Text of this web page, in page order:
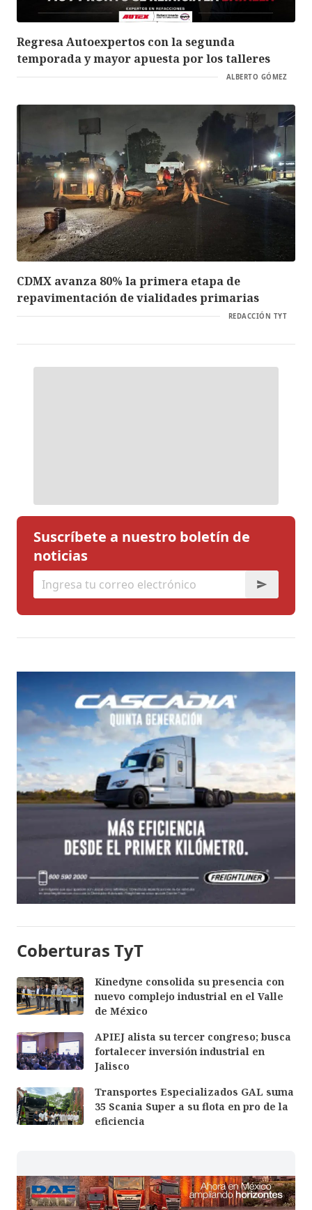
Regresa Autoexpertos con la segunda
temporada y mayor apuesta por los talleres
ALBERTO GÓMEZ
CDMX avanza 80% la primera etapa de
repavimentación de vialidades primarias
REDACCIÓN TYT
Suscríbete a nuestro boletín de
noticias
Coberturas TyT
Kinedyne consolida su presencia con
nuevo complejo industrial en el Valle
de México
APIEJ alista su tercer congreso; busca
fortalecer inversión industrial en
Jalisco
Transportes Especializados GAL suma
35 Scania Super a su flota en pro de la
eficiencia